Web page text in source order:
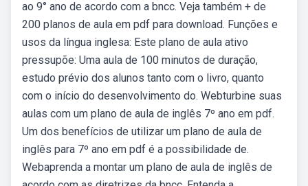
ao 9° ano de acordo com a bncc. Veja também + de
200 planos de aula em pdf para download. Funções e
usos da língua inglesa: Este plano de aula ativo
pressupõe: Uma aula de 100 minutos de duração,
estudo prévio dos alunos tanto com o livro, quanto
com o início do desenvolvimento do. Webturbine suas
aulas com um plano de aula de inglês 7º ano em pdf.
Um dos benefícios de utilizar um plano de aula de
inglês para 7º ano em pdf é a possibilidade de.
Webaprenda a montar um plano de aula de inglês de